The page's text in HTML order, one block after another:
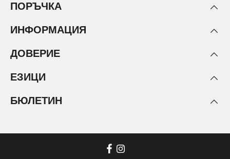
ПОРЪЧКА
ИНФОРМАЦИЯ
ДОВЕРИЕ
ЕЗИЦИ
БЮЛЕТИН